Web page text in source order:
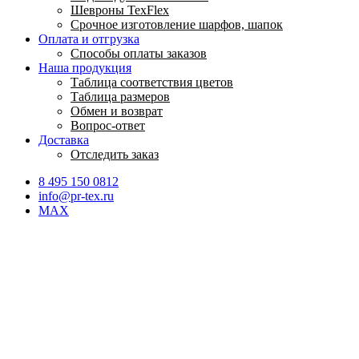
Шевроны TexFlex
Срочное изготовление шарфов, шапок
Оплата и отгрузка
Способы оплаты заказов
Наша продукция
Таблица соответствия цветов
Таблица размеров
Обмен и возврат
Вопрос-ответ
Доставка
Отследить заказ
8 495 150 0812
info@pr-tex.ru
MAX